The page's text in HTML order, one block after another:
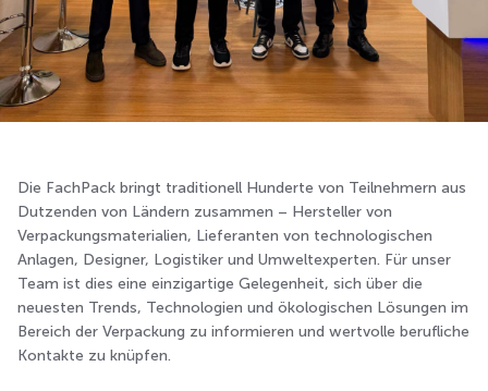
Die FachPack bringt traditionell Hunderte von Teilnehmern aus
Dutzenden von Ländern zusammen – Hersteller von
Verpackungsmaterialien, Lieferanten von technologischen
Anlagen, Designer, Logistiker und Umweltexperten. Für unser
Team ist dies eine einzigartige Gelegenheit, sich über die
neuesten Trends, Technologien und ökologischen Lösungen im
Bereich der Verpackung zu informieren und wertvolle berufliche
Kontakte zu knüpfen.